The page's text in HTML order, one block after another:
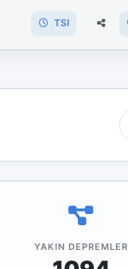
TSI
YAKIN DEPREMLER